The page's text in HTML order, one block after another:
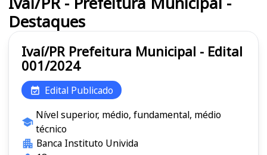
Ivaí/PR Prefeitura Municipal - Edital
001/2024
Edital Publicado
Nível superior, médio, fundamental, médio
técnico
Banca Instituto Univida
Destaques